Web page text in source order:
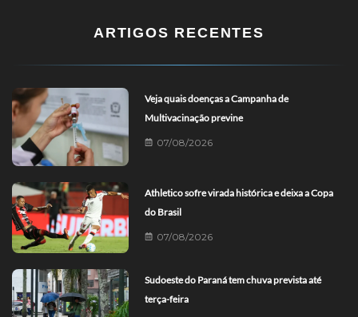
ARTIGOS RECENTES
Veja quais doenças a Campanha de
Multivacinação previne
07/08/2026
Athletico sofre virada histórica e deixa a Copa
do Brasil
07/08/2026
Sudoeste do Paraná tem chuva prevista até
terça-feira